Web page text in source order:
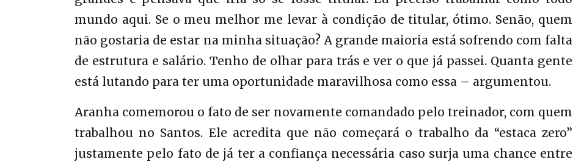
mundo aqui. Se o meu melhor me levar à condição de titular, ótimo. Senão, quem
não gostaria de estar na minha situação? A grande maioria está sofrendo com falta
de estrutura e salário. Tenho de olhar para trás e ver o que já passei. Quanta gente
está lutando para ter uma oportunidade maravilhosa como essa – argumentou.
Aranha comemorou o fato de ser novamente comandado pelo treinador, com quem
trabalhou no Santos. Ele acredita que não começará o trabalho da “estaca zero”
justamente pelo fato de já ter a confiança necessária caso surja uma chance entre